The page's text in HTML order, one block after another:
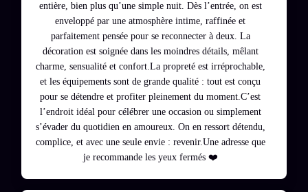
entière, bien plus qu’une simple nuit. Dès l’entrée, on est
enveloppé par une atmosphère intime, raffinée et
parfaitement pensée pour se reconnecter à deux. La
décoration est soignée dans les moindres détails, mêlant
charme, sensualité et confort.La propreté est irréprochable,
et les équipements sont de grande qualité : tout est conçu
pour se détendre et profiter pleinement du moment.C’est
l’endroit idéal pour célébrer une occasion ou simplement
s’évader du quotidien en amoureux. On en ressort détendu,
complice, et avec une seule envie : revenir.Une adresse que
je recommande les yeux fermés ❤️